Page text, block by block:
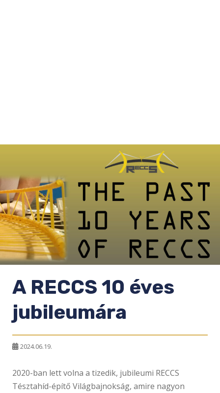
A RECCS 10 éves
jubileumára
2024.06.19.
2020-ban lett volna a tizedik, jubileumi RECCS
Tésztahíd-építő Világbajnokság, amire nagyon